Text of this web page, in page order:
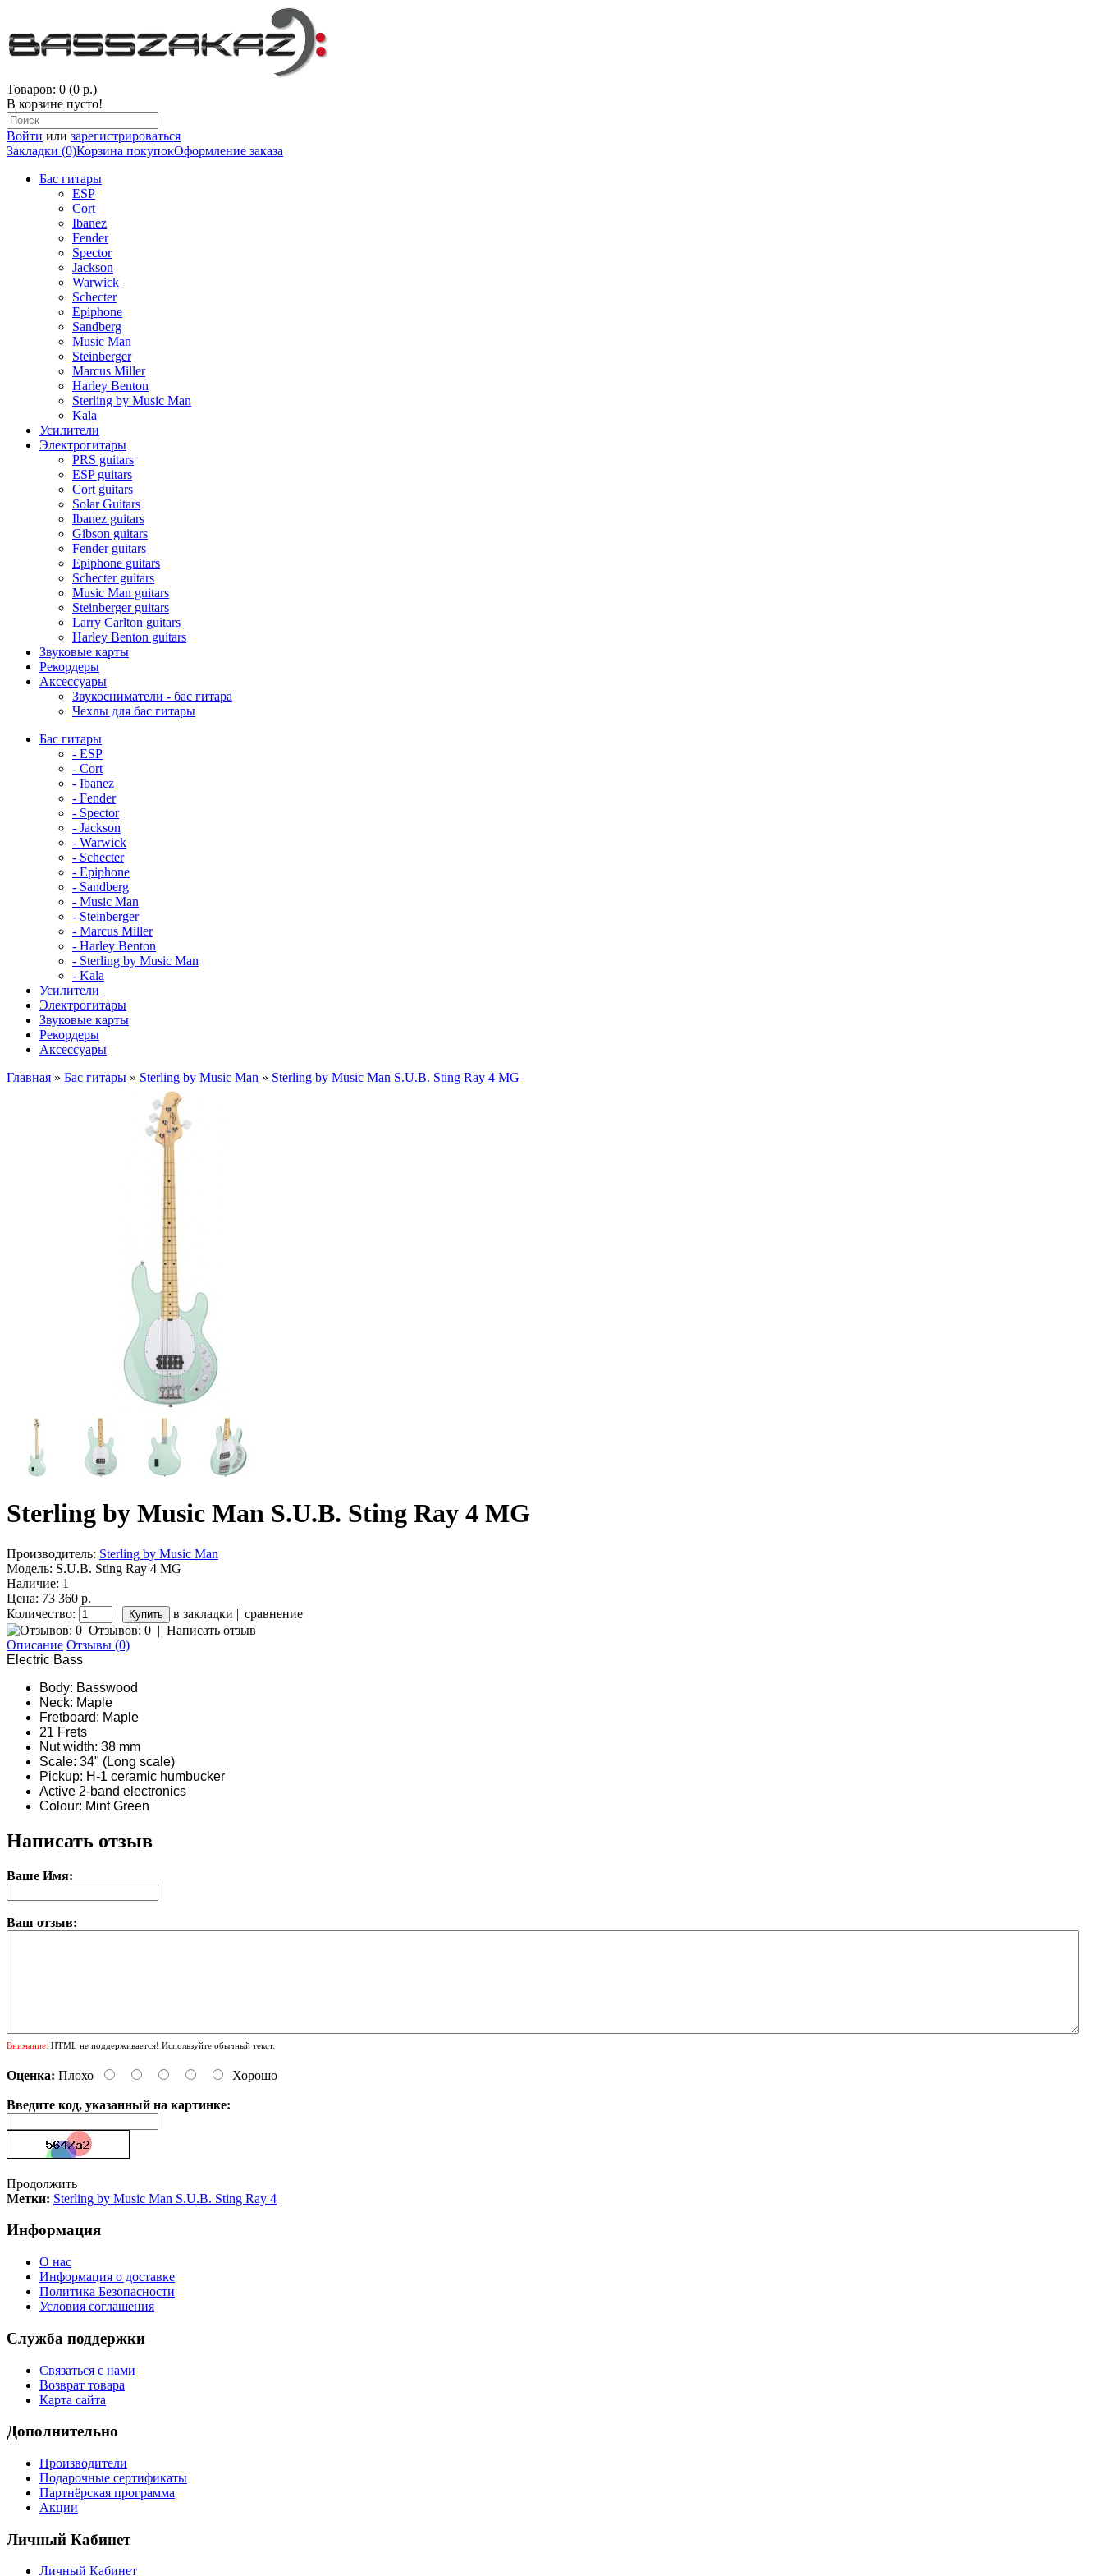
Товаров: 0 (0 р.)
В корзине пусто!
Войти или зарегистрироваться
Закладки (0)Корзина покупокОформление заказа
Бас гитары
ESP
Cort
Ibanez
Fender
Spector
Jackson
Warwick
Schecter
Epiphone
Sandberg
Music Man
Steinberger
Marcus Miller
Harley Benton
Sterling by Music Man
Kala
Усилители
Электрогитары
PRS guitars
ESP guitars
Cort guitars
Solar Guitars
Ibanez guitars
Gibson guitars
Fender guitars
Epiphone guitars
Schecter guitars
Music Man guitars
Steinberger guitars
Larry Carlton guitars
Harley Benton guitars
Звуковые карты
Рекордеры
Аксессуары
Звукосниматели - бас гитара
Чехлы для бас гитары
Бас гитары
- ESP
- Cort
- Ibanez
- Fender
- Spector
- Jackson
- Warwick
- Schecter
- Epiphone
- Sandberg
- Music Man
- Steinberger
- Marcus Miller
- Harley Benton
- Sterling by Music Man
- Kala
Усилители
Электрогитары
Звуковые карты
Рекордеры
Аксессуары
Главная » Бас гитары » Sterling by Music Man » Sterling by Music Man S.U.B. Sting Ray 4 MG
Sterling by Music Man S.U.B. Sting Ray 4 MG
Производитель: Sterling by Music Man
Модель: S.U.B. Sting Ray 4 MG
Наличие: 1
Цена: 73 360 р.
Количество:
в закладки || сравнение
Отзывов: 0 | Написать отзыв
Описание Отзывы (0)
Electric Bass
Body: Basswood
Neck: Maple
Fretboard: Maple
21 Frets
Nut width: 38 mm
Scale: 34" (Long scale)
Pickup: H-1 ceramic humbucker
Active 2-band electronics
Colour: Mint Green
Написать отзыв
Ваше Имя:
Ваш отзыв:
Внимание: HTML не поддерживается! Используйте обычный текст.
Оценка: Плохо Хорошо
Введите код, указанный на картинке:
Продолжить
Метки: Sterling by Music Man S.U.B. Sting Ray 4
Информация
О нас
Информация о доставке
Политика Безопасности
Условия соглашения
Служба поддержки
Связаться с нами
Возврат товара
Карта сайта
Дополнительно
Производители
Подарочные сертификаты
Партнёрская программа
Акции
Личный Кабинет
Личный Кабинет